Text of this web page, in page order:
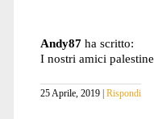
Andy87 ha scritto:
I nostri amici
25 Aprile, 2019 Rispondi